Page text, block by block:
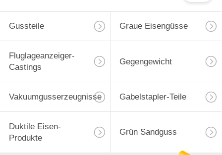
Gussteile Graue Eisengüsse
Fluglageanzeiger-
Castings
Gegengewicht
Vakuumgusserzeugnisse Gabelstapler-Teile
Duktile Eisen-
Produkte
Grün Sandguss